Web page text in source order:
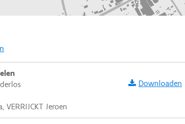
VERRIJCKT Jeroen
Downloaden